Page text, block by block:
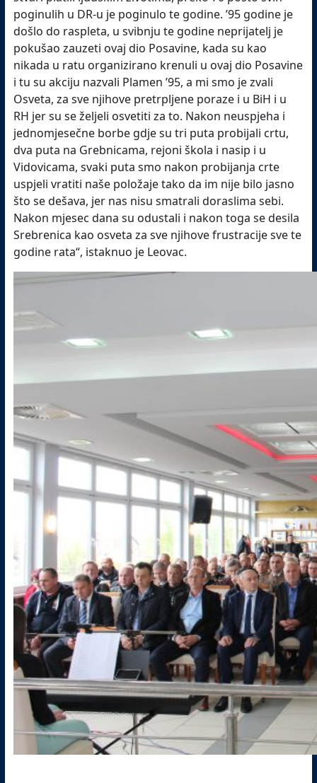
poginulih u DR-u je poginulo te godine. ’95 godine je
došlo do raspleta, u svibnju te godine neprijatelj je
pokušao zauzeti ovaj dio Posavine, kada su kao
nikada u ratu organizirano krenuli u ovaj dio Posavine
i tu su akciju nazvali Plamen ’95, a mi smo je zvali
Osveta, za sve njihove pretrpljene poraze i u BiH i u
RH jer su se željeli osvetiti za to. Nakon neuspjeha i
jednomjesečne borbe gdje su tri puta probijali crtu,
dva puta na Grebnicama, rejoni škola i nasip i u
Vidovicama, svaki puta smo nakon probijanja crte
uspjeli vratiti naše položaje tako da im nije bilo jasno
što se dešava, jer nas nisu smatrali doraslima sebi.
Nakon mjesec dana su odustali i nakon toga se desila
Srebrenica kao osveta za sve njihove frustracije sve te
godine rata“, istaknuo je Leovac.